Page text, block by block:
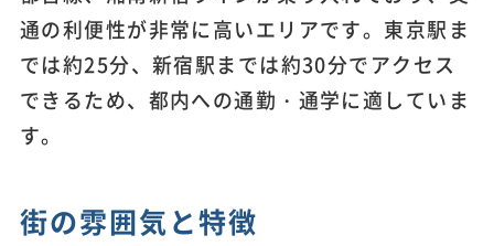
通の利便性が非常に高いエリアです。東京駅ま
では約25分、新宿駅までは約30分でアクセス
できるため、都内への通勤・通学に適していま
す。
街の雰囲気と特徴